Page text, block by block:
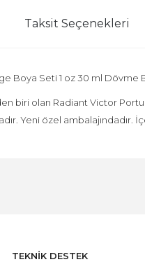
Taksit Seçenekleri
Boya Seti 1 oz 30 ml Dövme
biri olan Radiant Victor
Yeni özel
TEKNİK DESTEK